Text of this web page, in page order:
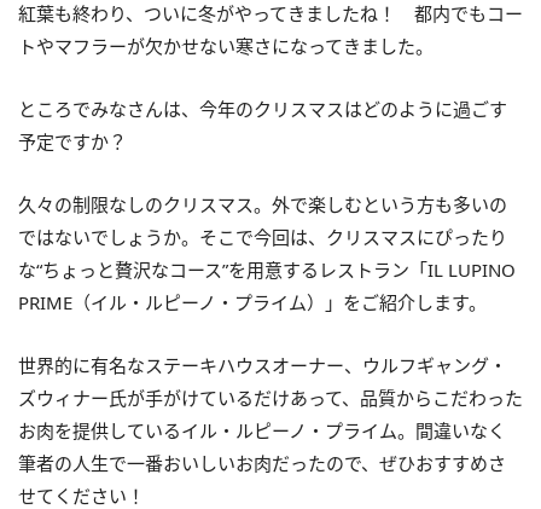
紅葉も終わり、ついに冬がやってきましたね！ 都内でもコー
トやマフラーが欠かせない寒さになってきました。
ところでみなさんは、今年のクリスマスはどのように過ごす
予定ですか？
久々の制限なしのクリスマス。外で楽しむという方も多いの
ではないでしょうか。そこで今回は、クリスマスにぴったり
な“ちょっと贅沢なコース”を用意するレストラン「IL LUPINO
PRIME（イル・ルピーノ・プライム）」をご紹介します。
世界的に有名なステーキハウスオーナー、ウルフギャング・
ズウィナー氏が手がけているだけあって、品質からこだわった
お肉を提供しているイル・ルピーノ・プライム。間違いなく
筆者の人生で一番おいしいお肉だったので、ぜひおすすめさ
せてください！